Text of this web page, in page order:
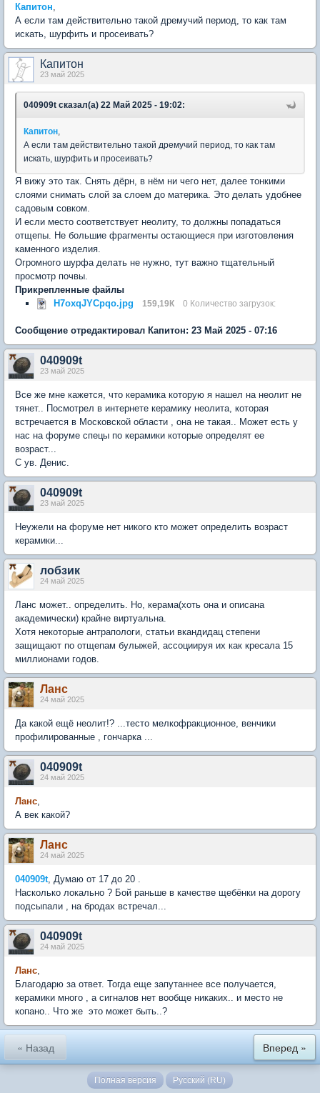
Капитон
А если там действительно такой дремучий период, то как там
искать, шурфить и просеивать?
Капитон
23 май 2025
040909t сказал(а) 22 Май 2025 - 19:02:
Капитон
А если там действительно такой дремучий период, то как там
искать, шурфить и просеивать?
Я вижу это так. Снять дёрн, в нём ни чего нет, далее тонкими
слоями снимать слой за слоем до материка. Это делать удобнее
садовым совком.
И если место соответствует неолиту, то должны попадаться
отщепы. Не большие фрагменты остающиеся при изготовления
каменного изделия.
Огромного шурфа делать не нужно, тут важно тщательный
просмотр почвы.
Прикрепленные файлы
H7oxqJYCpqo.jpg
159,19К 0 Количество загрузок:
Сообщение отредактировал Капитон: 23 Май 2025 - 07:16
040909t
23 май 2025
Все же мне кажется, что керамика которую я нашел на неолит не
тянет.. Посмотрел в интернете керамику неолита, которая
встречается в Московской области , она не такая.. Может есть у
нас на форуме спецы по керамики которые определят ее
возраст...
С ув. Денис.
040909t
23 май 2025
Неужели на форуме нет никого кто может определить возраст
керамики...
лобзик
24 май 2025
Ланс может.. определить. Но, керама(хоть она и описана
академически) крайне виртуальна.
Хотя некоторые антрапологи, статьи вкандидац степени
защищают по отщепам булыжей, ассоциируя их как кресала 15
миллионами годов.
Ланс
24 май 2025
Да какой ещё неолит!? ...тесто мелкофракционное, венчики
профилированные , гончарка ...
040909t
24 май 2025
Ланс
А век какой?
Ланс
24 май 2025
040909t , Думаю от 17 до 20 .
Насколько локально ? Бой раньше в качестве щебёнки на дорогу
подсыпали , на бродах встречал...
040909t
24 май 2025
Ланс
Благодарю за ответ. Тогда еще запутаннее все получается,
керамики много , а сигналов нет вообще никаких.. и место не
копано.. Что же это может быть..?
« Назад Вперед »
Полная версия Русский (RU)